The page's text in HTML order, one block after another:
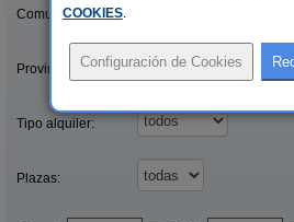
Comunidades:
Provincias/Islas:
Tipo alquiler:
Plazas:
COOKIES.